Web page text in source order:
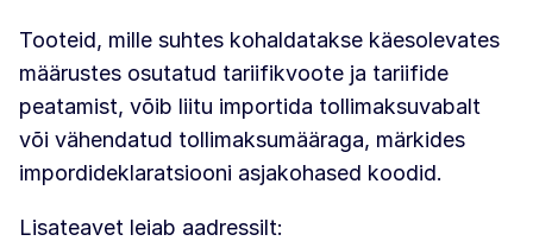
Tooteid, mille suhtes kohaldatakse käesolevates
määrustes osutatud tariifikvoote ja tariifide
peatamist, võib liitu importida tollimaksuvabalt
või vähendatud tollimaksumääraga, märkides
impordideklaratsiooni asjakohased koodid.
Lisateavet leiab aadressilt: